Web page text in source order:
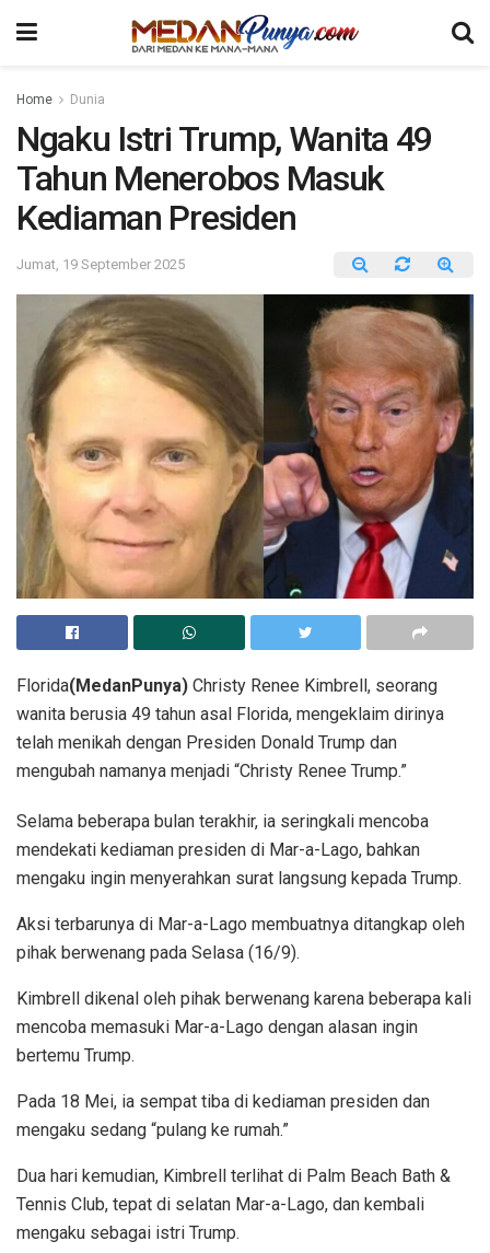
Home Dunia
Ngaku Istri Trump, Wanita 49
Tahun Menerobos Masuk
Kediaman Presiden
Jumat, 19 September 2025
Florida(MedanPunya) Christy Renee Kimbrell, seorang
wanita berusia 49 tahun asal Florida, mengeklaim dirinya
telah menikah dengan Presiden Donald Trump dan
mengubah namanya menjadi “Christy Renee Trump.”
Selama beberapa bulan terakhir, ia seringkali mencoba
mendekati kediaman presiden di Mar-a-Lago, bahkan
mengaku ingin menyerahkan surat langsung kepada Trump.
Aksi terbarunya di Mar-a-Lago membuatnya ditangkap oleh
pihak berwenang pada Selasa (16/9).
Kimbrell dikenal oleh pihak berwenang karena beberapa kali
mencoba memasuki Mar-a-Lago dengan alasan ingin
bertemu Trump.
Pada 18 Mei, ia sempat tiba di kediaman presiden dan
mengaku sedang “pulang ke rumah.”
Dua hari kemudian, Kimbrell terlihat di Palm Beach Bath &
Tennis Club, tepat di selatan Mar-a-Lago, dan kembali
mengaku sebagai istri Trump.